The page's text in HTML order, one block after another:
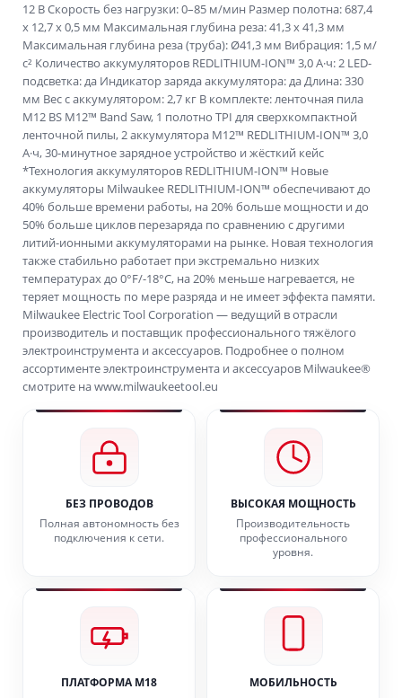
12 В Скорость без нагрузки: 0–85 м/мин Размер полотна: 687,4
x 12,7 x 0,5 мм Максимальная глубина реза: 41,3 x 41,3 мм
Максимальная глубина реза (труба): Ø41,3 мм Вибрация: 1,5 м/
с² Количество аккумуляторов REDLITHIUM-ION™ 3,0 А·ч: 2 LED-
подсветка: да Индикатор заряда аккумулятора: да Длина: 330
мм Вес с аккумулятором: 2,7 кг В комплекте: ленточная пила
M12 BS M12™ Band Saw, 1 полотно TPI для сверхкомпактной
ленточной пилы, 2 аккумулятора M12™ REDLITHIUM-ION™ 3,0
А·ч, 30-минутное зарядное устройство и жёсткий кейс
*Технология аккумуляторов REDLITHIUM-ION™ Новые
аккумуляторы Milwaukee REDLITHIUM-ION™ обеспечивают до
40% больше времени работы, на 20% больше мощности и до
50% больше циклов перезаряда по сравнению с другими
литий-ионными аккумуляторами на рынке. Новая технология
также стабильно работает при экстремально низких
температурах до 0°F/-18°C, на 20% меньше нагревается, не
теряет мощность по мере разряда и не имеет эффекта памяти.
Milwaukee Electric Tool Corporation — ведущий в отрасли
производитель и поставщик профессионального тяжёлого
электроинструмента и аксессуаров. Подробнее о полном
ассортименте электроинструмента и аксессуаров Milwaukee®
смотрите на www.milwaukeetool.eu
БЕЗ ПРОВОДОВ
Полная автономность без
подключения к сети.
ВЫСОКАЯ МОЩНОСТЬ
Производительность
профессионального
уровня.
ПЛАТФОРМА M18
МОБИЛЬНОСТЬ